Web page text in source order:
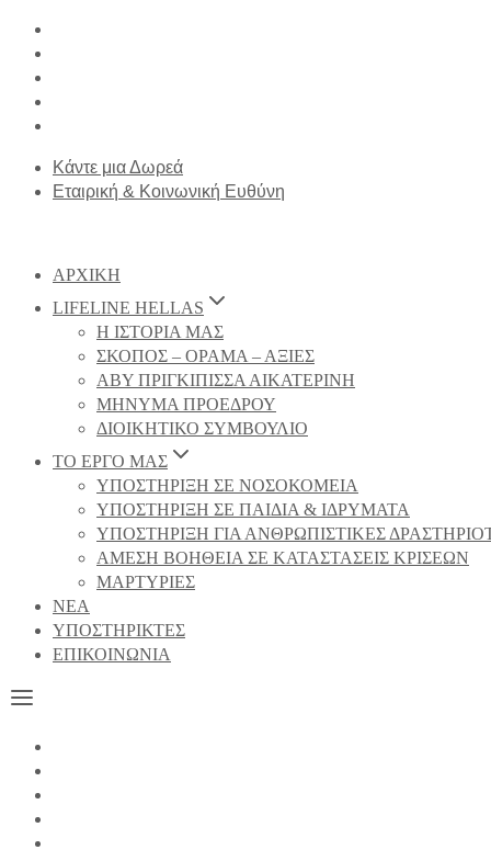
Κάντε μια Δωρεά
Εταιρική & Κοινωνική Ευθύνη
ΑΡΧΙΚΗ
LIFELINE HELLAS
Η ΙΣΤΟΡΙΑ ΜΑΣ
ΣΚΟΠΟΣ – ΟΡΑΜΑ – ΑΞΙΕΣ
ΑΒΥ ΠΡΙΓΚΙΠΙΣΣΑ ΑΙΚΑΤΕΡΙΝΗ
ΜΗΝΥΜΑ ΠΡΟΕΔΡΟΥ
ΔΙΟΙΚΗΤΙΚΟ ΣΥΜΒΟΥΛΙΟ
ΤΟ ΕΡΓΟ ΜΑΣ
ΥΠΟΣΤΗΡΙΞΗ ΣΕ ΝΟΣΟΚΟΜΕΙΑ
ΥΠΟΣΤΗΡΙΞΗ ΣΕ ΠΑΙΔΙΑ & ΙΔΡΥΜΑΤΑ
ΥΠΟΣΤΗΡΙΞΗ ΓΙΑ ΑΝΘΡΩΠΙΣΤΙΚΕΣ
ΑΜΕΣΗ ΒΟΗΘΕΙΑ ΣΕ ΚΑΤΑΣΤΑΣΕΙΣ ΚΡΙΣΕΩΝ
ΜΑΡΤΥΡΙΕΣ
NEA
ΥΠΟΣΤΗΡΙΚΤΕΣ
ΕΠΙΚΟΙΝΩΝΙΑ